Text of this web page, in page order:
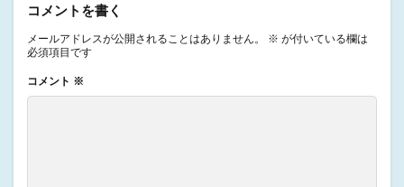
コメントを書く
メールアドレスが公開されることはありません。 ※ が付いている欄は
必須項目です
コメント ※